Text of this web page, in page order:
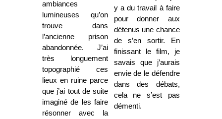
ambiances
lumineuses qu’on
trouve dans
l’ancienne prison
abandonnée. J’ai
très longuement
topographié ces
lieux en ruine parce
que j’ai tout de suite
imaginé de les faire
résonner avec la
y a du travail à faire
pour donner aux
détenus une chance
de s’en sortir. En
finissant le film, je
savais que j’aurais
envie de le défendre
dans des débats,
cela ne s’est pas
démenti.